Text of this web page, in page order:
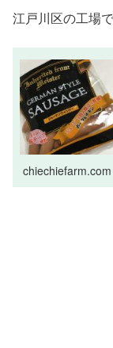
江戸川区の工場
chiechiefarm.com